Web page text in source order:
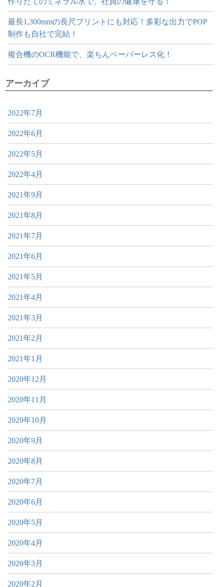
最長1,300mmの長尺プリントにも対応！多彩な出力でPOP
制作も自社で完結！
複合機のOCR機能で、楽ちんペーパーレス化！
アーカイブ
2022年7月
2022年6月
2022年5月
2022年4月
2021年9月
2021年8月
2021年7月
2021年6月
2021年5月
2021年4月
2021年3月
2021年2月
2021年1月
2020年12月
2020年11月
2020年10月
2020年9月
2020年8月
2020年7月
2020年6月
2020年5月
2020年4月
2020年3月
2020年2月